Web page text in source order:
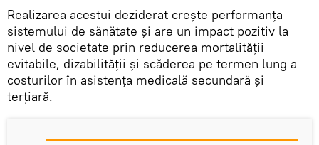
Realizarea acestui deziderat crește performanța
sistemului de sănătate și are un impact pozitiv la
nivel de societate prin reducerea mortalității
evitabile, dizabilității și scăderea pe termen lung a
costurilor în asistența medicală secundară și
terțiară.